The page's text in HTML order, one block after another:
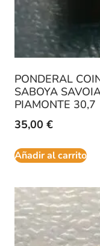
PONDERAL
SABOYA
PIAMONTE 30,7
35,00 €
Añadir al carrito